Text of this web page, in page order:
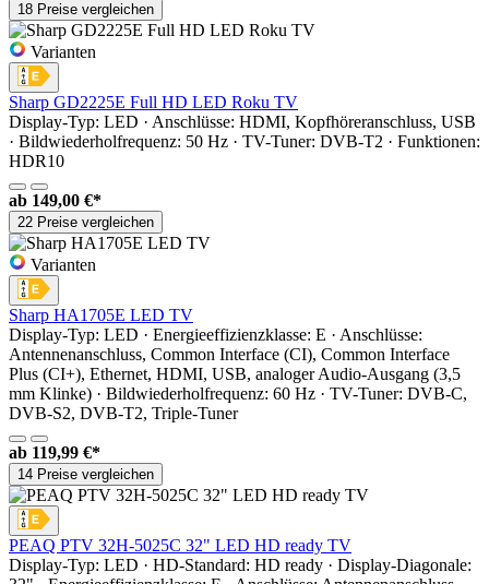
18 Preise vergleichen
Varianten
Sharp GD2225E Full HD LED Roku TV
Display-Typ: LED · Anschlüsse: HDMI, Kopfhöreranschluss, USB
· Bildwiederholfrequenz: 50 Hz · TV-Tuner: DVB-T2 · Funktionen:
HDR10
ab 149,00 €*
22 Preise vergleichen
Varianten
Sharp HA1705E LED TV
Display-Typ: LED · Energieeffizienzklasse: E · Anschlüsse:
Antennenanschluss, Common Interface (CI), Common Interface
Plus (CI+), Ethernet, HDMI, USB, analoger Audio-Ausgang (3,5
mm Klinke) · Bildwiederholfrequenz: 60 Hz · TV-Tuner: DVB-C,
DVB-S2, DVB-T2, Triple-Tuner
ab 119,99 €*
14 Preise vergleichen
PEAQ PTV 32H-5025C 32" LED HD ready TV
Display-Typ: LED · HD-Standard: HD ready · Display-Diagonale: